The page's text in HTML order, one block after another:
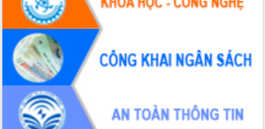
Hội thảo khoa học “Giải pháp thúc đẩy
phát triển nền kinh tế xanh tại tỉnh
Đắk Lắk”
Tăng cường giám sát, đôn đốc thực
hiện nhiệm vụ quản lý tài sản công
hàng tuần
Tháo gỡ những vướng mắc, đẩy mạnh
công tác cải cách thủ tục hành chính
tại Trung tâm Phục vụ hành chính
công tỉnh